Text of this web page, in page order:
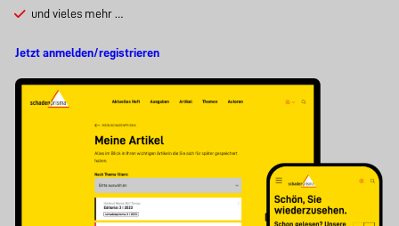
und vieles mehr …
Jetzt anmelden/registrieren